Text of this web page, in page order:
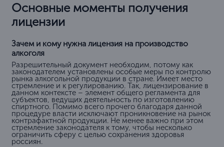
Основные моменты получения
лицензии
Зачем и кому нужна лицензия на производство
алкоголя
Разрешительный документ необходим, потому как
законодателем установлены особые меры по контролю
рынка алкогольной продукции в стране. Имеет место
стремление и к регулированию. Так, лицензирование в
данном контексте – элемент общего регламента для
субъектов, ведущих деятельность по изготовлению
спиртного. Помимо всего прочего благодаря данной
процедуре власти исключают проникновение на рынок
контрафактной продукции. Не менее важно при этом
стремление законодателя к тому, чтобы несколько
ограничить сферу с целью сохранения здоровья
россиян.